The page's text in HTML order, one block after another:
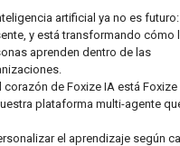
artificial ya no es
y está transformando cómo
aprenden dentro de las
corazón de Foxize IA está
plataforma multi-agente
el aprendizaje según